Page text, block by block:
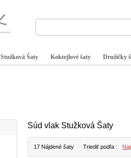
Stužková Šaty Koktejlové šaty Družičky
Súd vlak Stužková Šaty
17 Nájdené šaty Triediť podľa :